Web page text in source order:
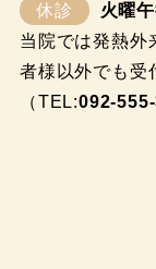
休診
火曜
当院では発熱外
者様以外でも受
（TEL:092-